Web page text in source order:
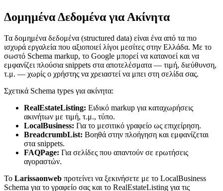
Δομημένα Δεδομένα για Ακίνητα
Τα δομημένα δεδομένα (structured data) είναι ένα από τα πιο
ισχυρά εργαλεία που αξιοποιεί λίγοι μεσίτες στην Ελλάδα. Με το
σωστό Schema markup, το Google μπορεί να κατανοεί και να
εμφανίζει πλούσια snippets στα αποτελέσματα — τιμή, διεύθυνση,
τ.μ. — χωρίς ο χρήστης να χρειαστεί να μπει στη σελίδα σας.
Σχετικά Schema types για ακίνητα:
RealEstateListing: Ειδικό markup για καταχωρήσεις
ακινήτων με τιμή, τ.μ., τύπο.
LocalBusiness: Για το μεσιτικό γραφείο ως επιχείρηση.
BreadcrumbList: Βοηθά στην πλοήγηση και εμφανίζεται
στα snippets.
FAQPage: Για σελίδες που απαντούν σε ερωτήσεις
αγοραστών.
Το Larissaonweb προτείνει να ξεκινήσετε με το LocalBusiness
Schema για το γραφείο σας και το RealEstateListing για τις